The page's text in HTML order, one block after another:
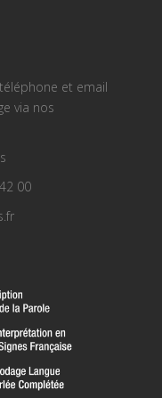
et email
via nos
00